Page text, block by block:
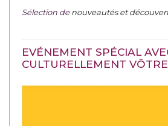
Sélection denouveautés et
EVÉNEMENT SPÉCIAL
CULTURELLEMENT VÔTRE